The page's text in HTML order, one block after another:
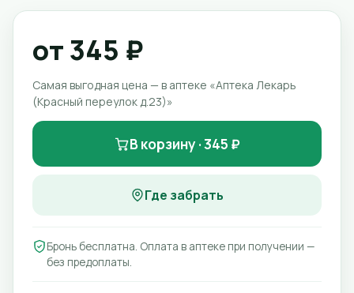
от 345 ₽
Самая выгодная цена — в аптеке «Аптека Лекарь
(Красный переулок д.23)»
В корзину · 345 ₽
Где забрать
Бронь бесплатна. Оплата в аптеке при получении —
без предоплаты.